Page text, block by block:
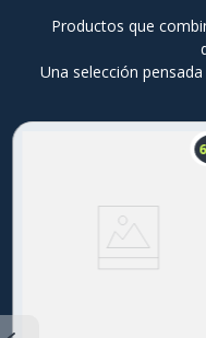
Productos que
Una selección